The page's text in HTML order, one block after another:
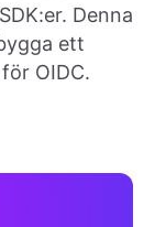
Denna
ett
OIDC.